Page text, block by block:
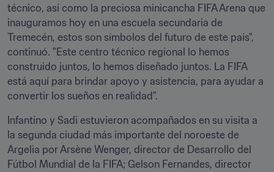
técnico, así como la preciosa minicancha FIFA Arena que
inauguramos hoy en una escuela secundaria de
Tremecén, estos son símbolos del futuro de este país",
continuó. "Este centro técnico regional lo hemos
construido juntos, lo hemos diseñado juntos. La FIFA
está aquí para brindar apoyo y asistencia, para ayudar a
convertir los sueños en realidad".
Infantino y Sadi estuvieron acompañados en su visita a
la segunda ciudad más importante del noroeste de
Argelia por Arsène Wenger, director de Desarrollo del
Fútbol Mundial de la FIFA; Gelson Fernandes, director